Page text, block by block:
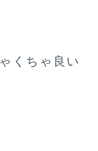
くちゃ良い